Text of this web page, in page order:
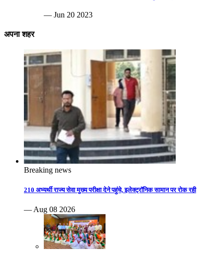
— Jun 20 2023
अपना शहर
Breaking news
210 अभ्यर्थी राज्य सेवा मुख्य परीक्षा देने पहुंचे, इलेक्ट्रॉनिक सामान पर रोक रही
— Aug 08 2026